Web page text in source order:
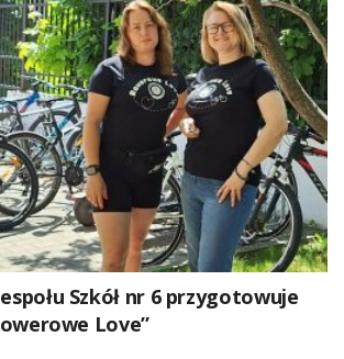
Szkół nr 6 przygotowuje
Love”